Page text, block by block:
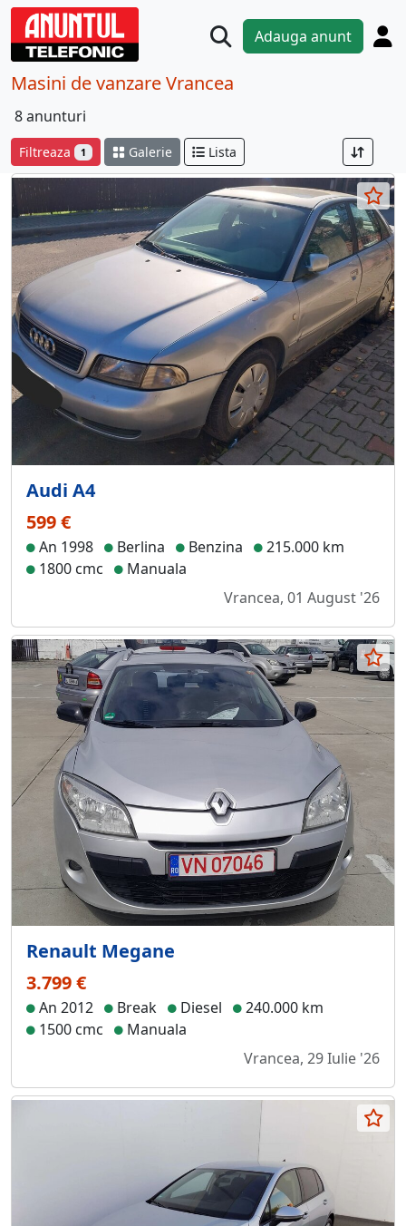
Adauga anunt
Masini de vanzare Vrancea
8 anunturi
Filtreaza 1 Galerie Lista
Audi A4
599 €
An 1998 Berlina Benzina
215.000 km
1800 cmc
Manuala
Vrancea, 01 August '26
Renault Megane
3.799 €
An 2012 Break Diesel
240.000 km
1500 cmc
Manuala
Vrancea, 29 Iulie '26